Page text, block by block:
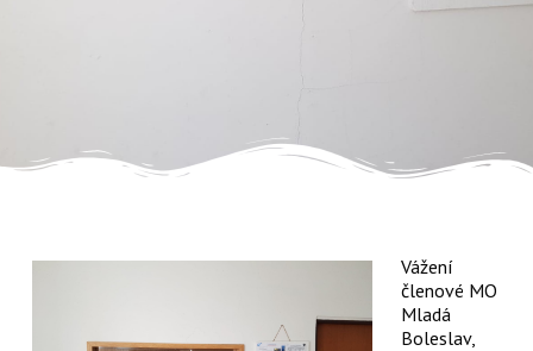
Vážení
členové MO
Mladá
Boleslav,